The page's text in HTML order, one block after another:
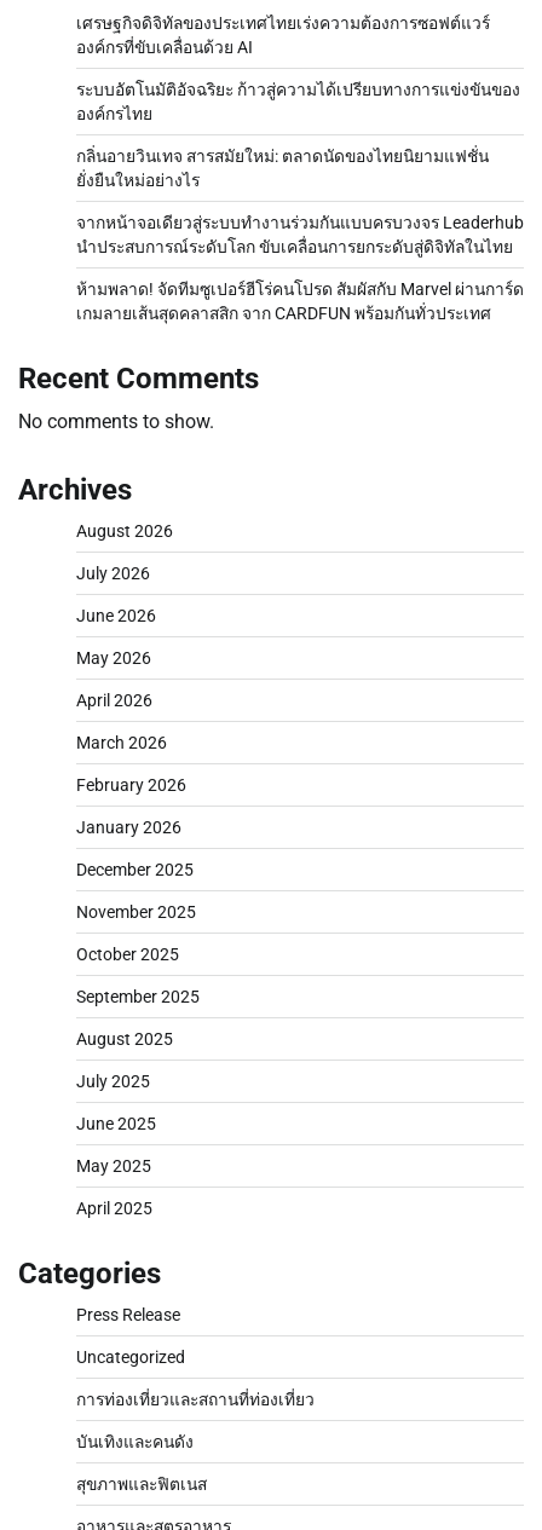
เศรษฐกิจดิจิทัลของประเทศไทยเร่งความต้องการซอฟต์แวร์
องค์กรที่ขับเคลื่อนด้วย AI
ระบบอัตโนมัติอัจฉริยะ ก้าวสู่ความได้เปรียบทางการแข่งขันของ
องค์กรไทย
กลิ่นอายวินเทจ สารสมัยใหม่: ตลาดนัดของไทยนิยามแฟชั่น
ยั่งยืนใหม่อย่างไร
จากหน้าจอเดียวสู่ระบบทำงานร่วมกันแบบครบวงจร Leaderhub
นำประสบการณ์ระดับโลก ขับเคลื่อนการยกระดับสู่ดิจิทัลในไทย
ห้ามพลาด! จัดทีมซูเปอร์ฮีโร่คนโปรด สัมผัสกับ Marvel ผ่านการ์ด
เกมลายเส้นสุดคลาสสิก จาก CARDFUN พร้อมกันทั่วประเทศ
Recent Comments
No comments to show.
Archives
August 2026
July 2026
June 2026
May 2026
April 2026
March 2026
February 2026
January 2026
December 2025
November 2025
October 2025
September 2025
August 2025
July 2025
June 2025
May 2025
April 2025
Categories
Press Release
Uncategorized
การท่องเที่ยวและสถานที่ท่องเที่ยว
บันเทิงและคนดัง
สุขภาพและฟิตเนส